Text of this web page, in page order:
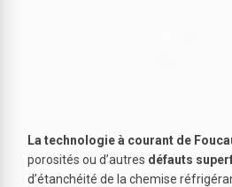
La technologie à courant de
porosités ou d’autres défauts
d’étanchéité de la chemise